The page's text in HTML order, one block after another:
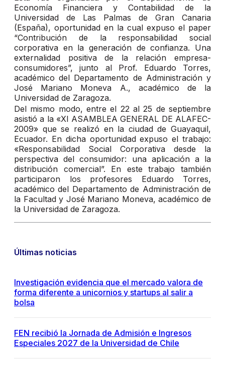
Economía Financiera y Contabilidad de la
Universidad de Las Palmas de Gran Canaria
(España), oportunidad en la cual expuso el paper
“Contribución de la responsabilidad social
corporativa en la generación de confianza. Una
externalidad positiva de la relación empresa-
consumidores”, junto al Prof. Eduardo Torres,
académico del Departamento de Administración y
José Mariano Moneva A., académico de la
Universidad de Zaragoza.
Del mismo modo, entre el 22 al 25 de septiembre
asistió a la «XI ASAMBLEA GENERAL DE ALAFEC-
2009» que se realizó en la ciudad de Guayaquil,
Ecuador. En dicha oportunidad expuso el trabajo:
«Responsabilidad Social Corporativa desde la
perspectiva del consumidor: una aplicación a la
distribución comercial”. En este trabajo también
participaron los profesores Eduardo Torres,
académico del Departamento de Administración de
la Facultad y José Mariano Moneva, académico de
la Universidad de Zaragoza.
Últimas noticias
Investigación evidencia que el mercado valora de
forma diferente a unicornios y startups al salir a
bolsa
FEN recibió la Jornada de Admisión e Ingresos
Especiales 2027 de la Universidad de Chile